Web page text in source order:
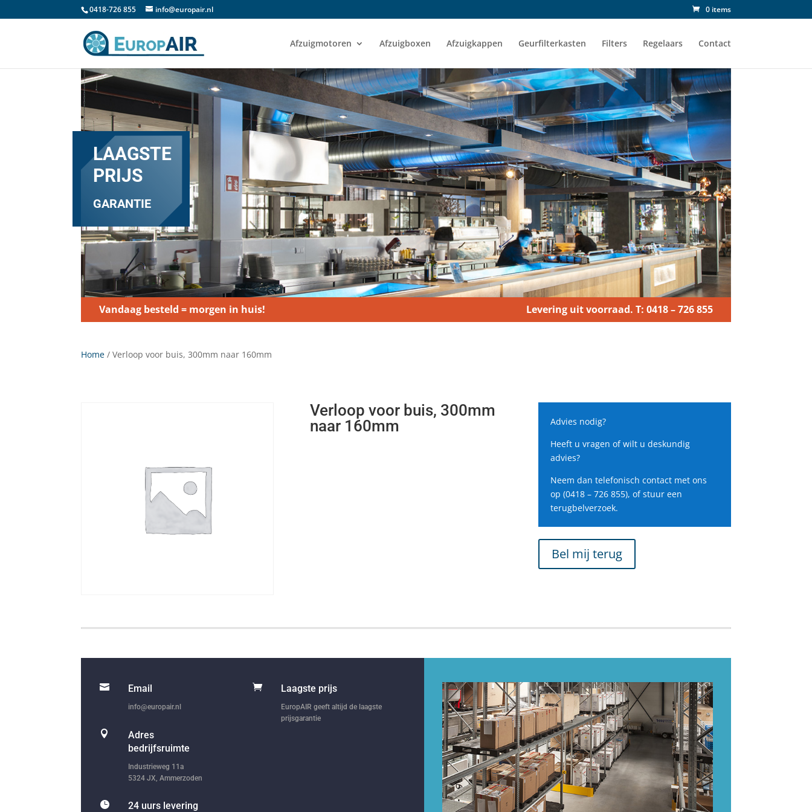
0418-726 855 info@europair.nl 0 items
Afzuigmotoren Afzuigboxen Afzuigkappen Geurfilterkasten Filters Regelaars Contact
LAAGSTE
PRIJS
GARANTIE
Vandaag besteld = morgen in huis! Levering uit voorraad. T: 0418 – 726 855
Home / Verloop voor buis, 300mm naar 160mm
Verloop voor buis, 300mm
naar 160mm
Advies nodig?
Heeft u vragen of wilt u deskundig
advies?
Neem dan telefonisch contact met ons
op (0418 – 726 855), of stuur een
terugbelverzoek.
Bel mij terug
 Email
info@europair.nl

Adres
bedrijfsruimte
Industrieweg 11a
5324 JX, Ammerzoden
 24 uurs levering
 Laagste prijs
EuropAIR geeft altijd de laagste
prijsgarantie